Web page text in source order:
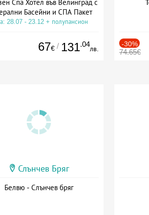
Спа Хотел във Велинград с
Басейни и СПА Пакет
28.07 - 23.12 + полупансион
67€ / 131.04
лв.
-30%
74.65€
Слънчев Бряг
Белвю - Слънчев бряг